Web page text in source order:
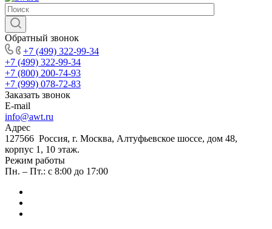
Обратный звонок
+7 (499) 322-99-34
+7 (499) 322-99-34
+7 (800) 200-74-93
+7 (999) 078-72-83
Заказать звонок
E-mail
info@awt.ru
Адрес
127566 Россия, г. Москва, Алтуфьевское шоссе, дом 48,
корпус 1, 10 этаж.
Режим работы
Пн. – Пт.: с 8:00 до 17:00